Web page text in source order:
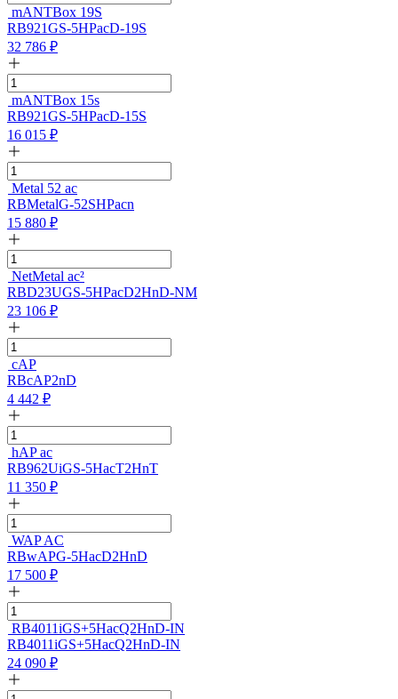
mANTBox 19S
RB921GS-5HPacD-19S
32 786 ₽
mANTBox 15s
RB921GS-5HPacD-15S
16 015 ₽
Metal 52 ac
RBMetalG-52SHPacn
15 880 ₽
NetMetal ac²
RBD23UGS-5HPacD2HnD-NM
23 106 ₽
cAP
RBcAP2nD
4 442 ₽
hAP ac
RB962UiGS-5HacT2HnT
11 350 ₽
WAP AC
RBwAPG-5HacD2HnD
17 500 ₽
RB4011iGS+5HacQ2HnD-IN
RB4011iGS+5HacQ2HnD-IN
24 090 ₽